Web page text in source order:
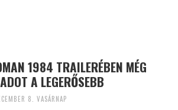
1984 TRAILERÉBEN MÉG
A LEGERŐSEBB
8. VASÁRNAP